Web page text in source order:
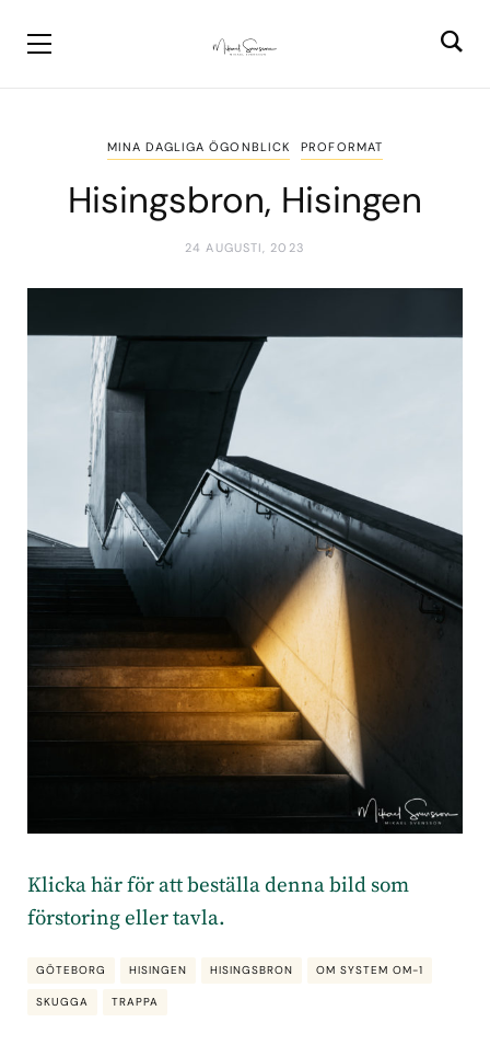
MINA DAGLIGA ÖGONBLICK PROFORMAT
Hisingsbron, Hisingen
24 AUGUSTI, 2023
Klicka här för att beställa denna bild som
förstoring eller tavla.
GÖTEBORG HISINGEN HISINGSBRON OM SYSTEM OM-1
SKUGGA TRAPPA